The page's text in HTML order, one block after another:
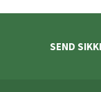
SEND